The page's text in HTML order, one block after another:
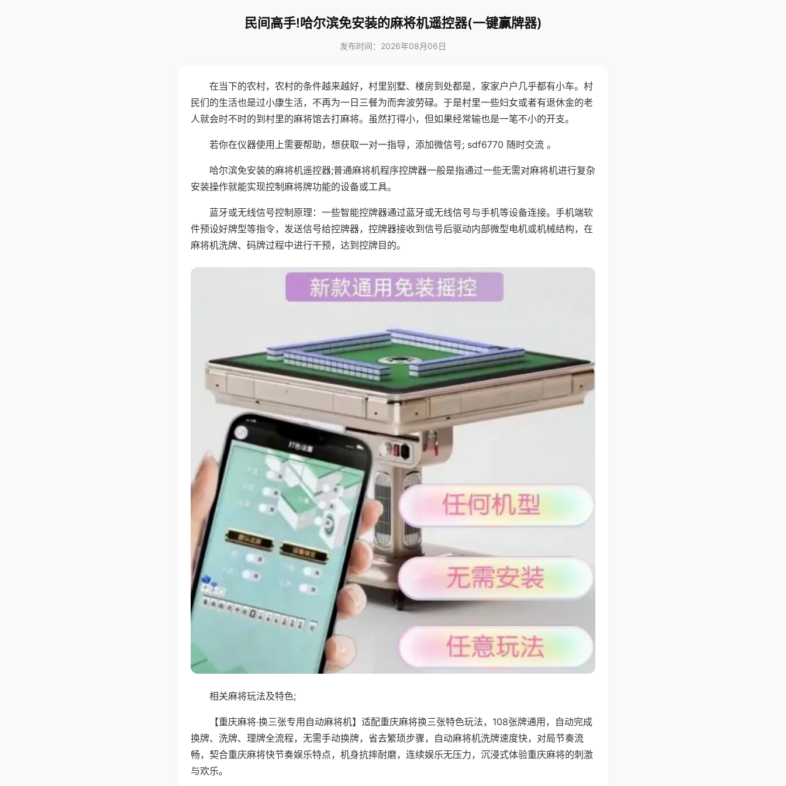
民间高手!哈尔滨免安装的麻将机遥控器(一键赢牌器)
发布时间：2026年08月06日
在当下的农村，农村的条件越来越好，村里别墅、楼房到处都是，家家户户几乎都有小车。村
民们的生活也是过小康生活，不再为一日三餐为而奔波劳碌。于是村里一些妇女或者有退休金的老
人就会时不时的到村里的麻将馆去打麻将。虽然打得小，但如果经常输也是一笔不小的开支。
若你在仪器使用上需要帮助，想获取一对一指导，添加微信号; sdf6770 随时交流 。
哈尔滨免安装的麻将机遥控器;普通麻将机程序控牌器一般是指通过一些无需对麻将机进行复杂
安装操作就能实现控制麻将牌功能的设备或工具。
蓝牙或无线信号控制原理：一些智能控牌器通过蓝牙或无线信号与手机等设备连接。手机端软
件预设好牌型等指令，发送信号给控牌器，控牌器接收到信号后驱动内部微型电机或机械结构，在
麻将机洗牌、码牌过程中进行干预，达到控牌目的。
相关麻将玩法及特色;
【重庆麻将·换三张专用自动麻将机】适配重庆麻将换三张特色玩法，108张牌通用，自动完成
换牌、洗牌、理牌全流程，无需手动换牌，省去繁琐步骤，自动麻将机洗牌速度快，对局节奏流
畅，契合重庆麻将快节奏娱乐特点，机身抗摔耐磨，连续娱乐无压力，沉浸式体验重庆麻将的刺激
与欢乐。